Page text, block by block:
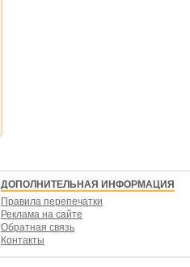
ДОПОЛНИТЕЛЬНАЯ ИНФОРМАЦИЯ
Правила перепечатки
Реклама на сайте
Обратная связь
Контакты